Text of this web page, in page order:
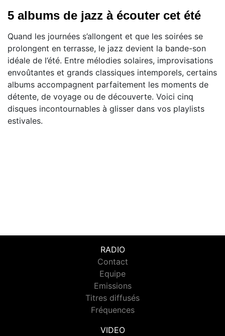
5 albums de jazz à écouter cet été
Quand les journées s’allongent et que les soirées se
prolongent en terrasse, le jazz devient la bande-son
idéale de l’été. Entre mélodies solaires, improvisations
envoûtantes et grands classiques intemporels, certains
albums accompagnent parfaitement les moments de
détente, de voyage ou de découverte. Voici cinq
disques incontournables à glisser dans vos playlists
estivales.
RADIO
Contact
Equipe
Emissions
Titres diffusés
Fréquences
VIDEO